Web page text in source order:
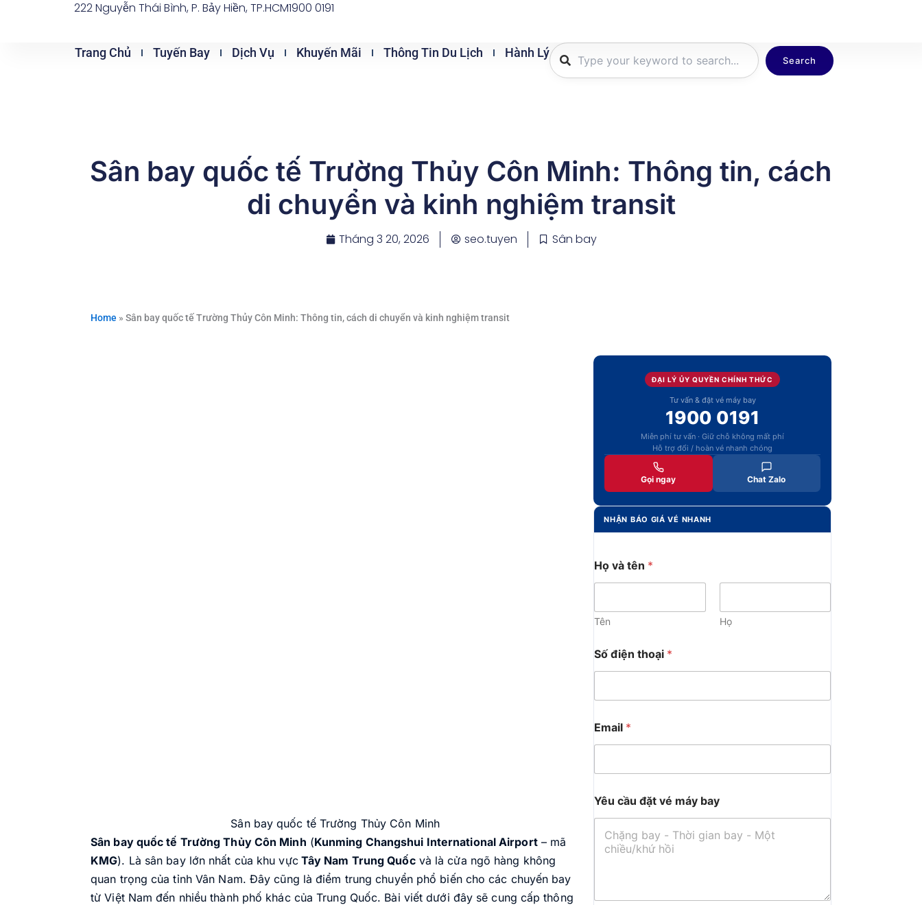
222 Nguyễn Thái Bình, P. Bảy Hiền, TP.HCM1900 0191
Trang Chủ Tuyến Bay Dịch Vụ Khuyến Mãi Thông Tin Du Lịch Hành Lý
Search
Sân bay quốc tế Trường Thủy Côn Minh: Thông tin, cách
di chuyển và kinh nghiệm transit
Tháng 3 20, 2026 seo.tuyen Sân bay
Home » Sân bay quốc tế Trường Thủy Côn Minh: Thông tin, cách di chuyển và kinh nghiệm transit
Sân bay quốc tế Trường Thủy Côn Minh
Sân bay quốc tế Trường Thủy Côn Minh (Kunming Changshui International Airport– mã
KMG). Là sân bay lớn nhất của khu vựcTây Nam Trung Quốcvà là cửa ngõ hàng không
quan trọng của tỉnh Vân Nam. Đây cũng là điểm trung chuyển phổ biến cho các chuyến bay
từ Việt Nam đến nhiều thành phố khác của Trung Quốc. Bài viết dưới đây sẽ cung cấp thông
ĐẠI LÝ ỦY QUYỀN CHÍNH THỨC
Tư vấn & đặt vé máy bay
1900 0191
Miễn phí tư vấn · Giữ chỗ không mất phí
Hỗ trợ đổi / hoàn vé nhanh chóng
Gọi ngay Chat Zalo
NHẬN BÁO GIÁ VÉ NHANH
Họ và tên *
Tên Họ
Số điện thoại *
Email *
Yêu cầu đặt vé máy bay